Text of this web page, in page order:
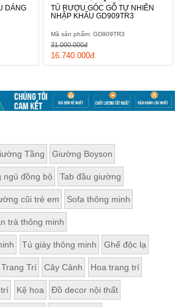
DÁNG
TỦ RƯỢU GÓC GỖ TỰ NHIÊN
NHẬP KHẨU GD909TR3
Mã sản phẩm: GD909TR3
16.740.000đ
31.000.000đ
Tầng Giường Boyson
ngủ đồng bộ Tab đầu giường
cũi trẻ em Sofa thông minh
trà thông minh
Tủ giày thông minh Ghế độc lạ
Trí Cây Cảnh Hoa trang trí
Kệ hoa Đồ decor nội thất